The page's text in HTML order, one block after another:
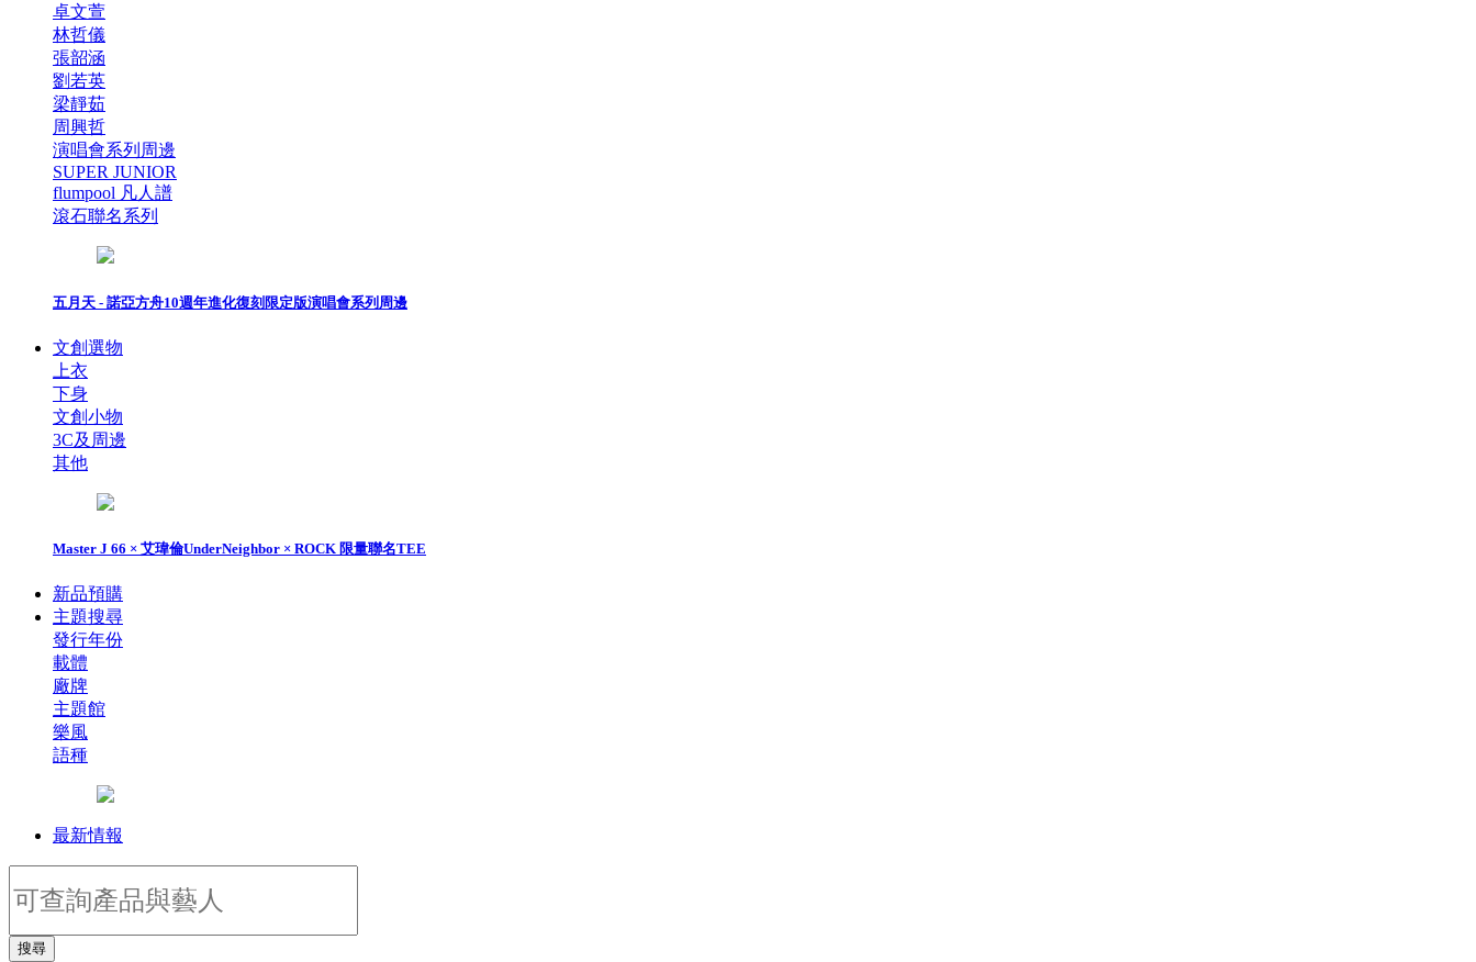
卓文萱
林哲儀
張韶涵
劉若英
梁靜茹
周興哲
演唱會系列周邊
SUPER JUNIOR
flumpool 凡人譜
滾石聯名系列
五月天 - 諾亞方舟10週年進化復刻限定版演唱會系列周邊
文創選物
上衣
下身
文創小物
3C及周邊
其他
Master J 66 × 艾瑋倫UnderNeighbor × ROCK 限量聯名TEE
新品預購
主題搜尋
發行年份
載體
廠牌
主題館
樂風
語種
最新情報
搜尋